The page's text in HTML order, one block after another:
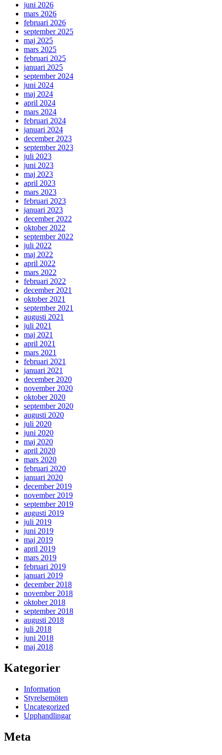
juni 2026
mars 2026
februari 2026
september 2025
maj 2025
mars 2025
februari 2025
januari 2025
september 2024
juni 2024
maj 2024
april 2024
mars 2024
februari 2024
januari 2024
december 2023
september 2023
juli 2023
juni 2023
maj 2023
april 2023
mars 2023
februari 2023
januari 2023
december 2022
oktober 2022
september 2022
juli 2022
maj 2022
april 2022
mars 2022
februari 2022
december 2021
oktober 2021
september 2021
augusti 2021
juli 2021
maj 2021
april 2021
mars 2021
februari 2021
januari 2021
december 2020
november 2020
oktober 2020
september 2020
augusti 2020
juli 2020
juni 2020
maj 2020
april 2020
mars 2020
februari 2020
januari 2020
december 2019
november 2019
september 2019
augusti 2019
juli 2019
juni 2019
maj 2019
april 2019
mars 2019
februari 2019
januari 2019
december 2018
november 2018
oktober 2018
september 2018
augusti 2018
juli 2018
juni 2018
maj 2018
Kategorier
Information
Styrelsemöten
Uncategorized
Upphandlingar
Meta